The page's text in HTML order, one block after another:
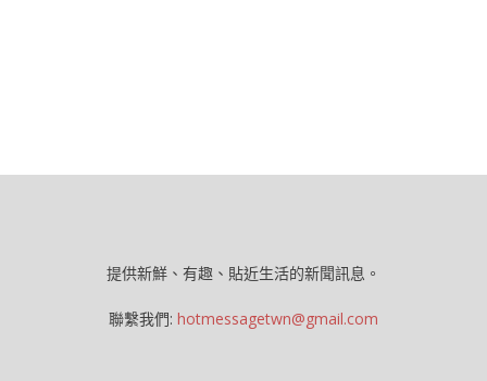
提供新鮮、有趣、貼近生活的新聞訊息。
聯繫我們: hotmessagetwn@gmail.com